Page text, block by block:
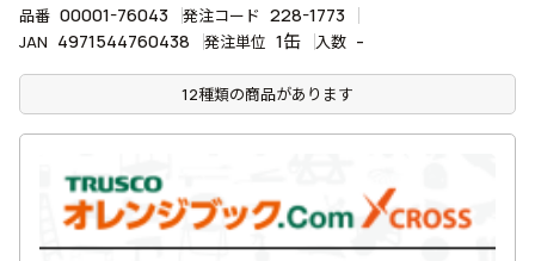
品番 00001-76043 発注コード 228-1773
JAN 4971544760438 発注単位 1缶 入数 -
12種類の商品があります